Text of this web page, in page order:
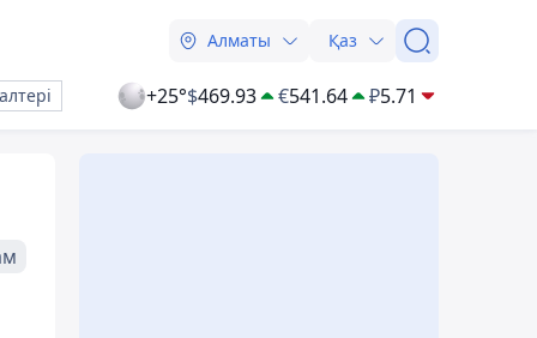
Алматы Қаз
+25°$469.93 €541.64 ₽5.71